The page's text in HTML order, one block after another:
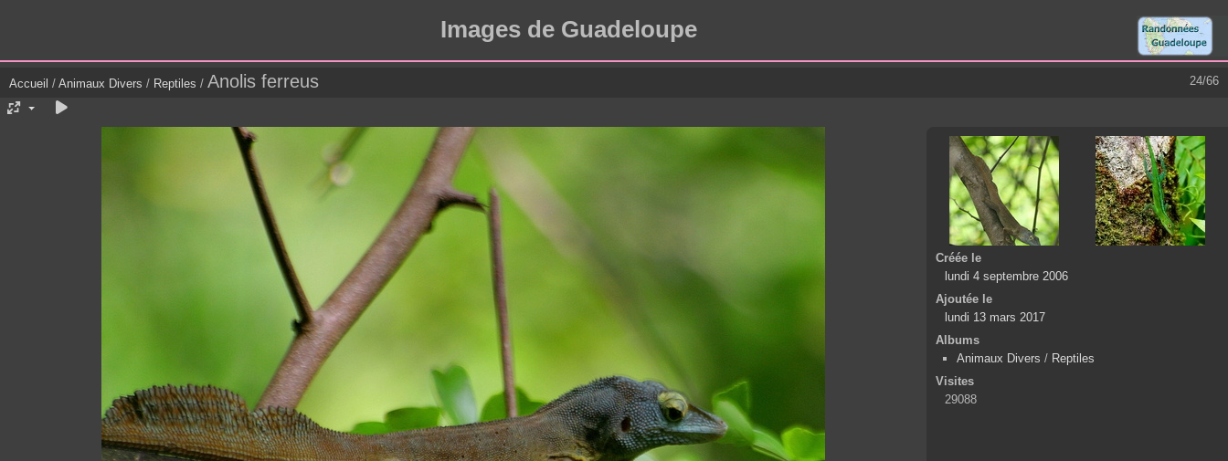
Images de Guadeloupe
24/66
Accueil / Animaux Divers / Reptiles / Anolis ferreus
Créée le
lundi 4 septembre 2006
Ajoutée le
lundi 13 mars 2017
Albums
Animaux Divers / Reptiles
Visites
29088